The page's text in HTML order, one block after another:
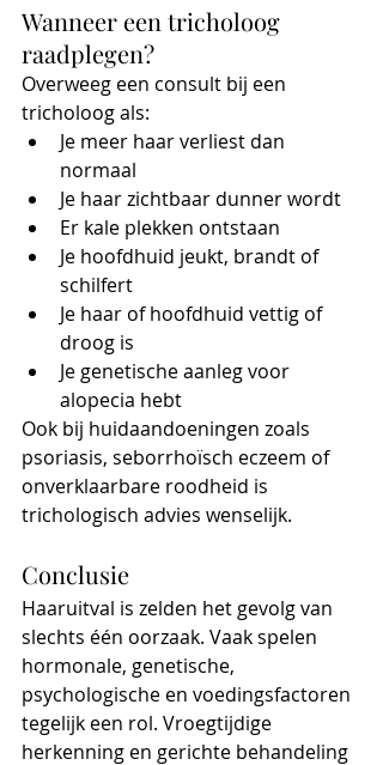
Wanneer een tricholoog
raadplegen?
Overweeg een consult bij een
tricholoog als:
Je meer haar verliest dan
normaal
Je haar zichtbaar dunner wordt
Er kale plekken ontstaan
Je hoofdhuid jeukt, brandt of
schilfert
Je haar of hoofdhuid vettig of
droog is
Je genetische aanleg voor
alopecia hebt
Ook bij huidaandoeningen zoals
psoriasis, seborrhoïsch eczeem of
onverklaarbare roodheid is
trichologisch advies wenselijk.
Conclusie
Haaruitval is zelden het gevolg van
slechts één oorzaak. Vaak spelen
hormonale, genetische,
psychologische en voedingsfactoren
tegelijk een rol. Vroegtijdige
herkenning en gerichte behandeling